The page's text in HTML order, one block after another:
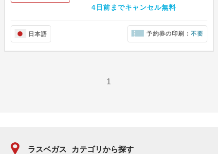
4日前までキャンセル無料
日本語 予約券の印刷：不要
1
ラスベガス カテゴリから探す